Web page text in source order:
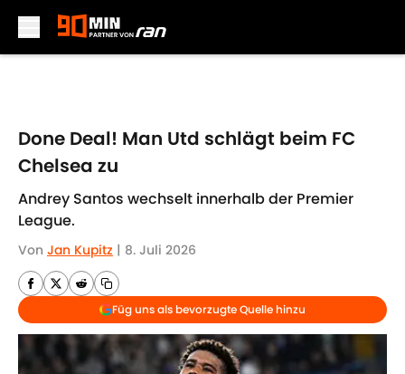
Done Deal! Man Utd schlägt beim FC
Chelsea zu
Andrey Santos wechselt innerhalb der Premier
League.
Von Jan Kupitz | 8. Juli 2026
Füg uns als bevorzugte Quelle hinzu